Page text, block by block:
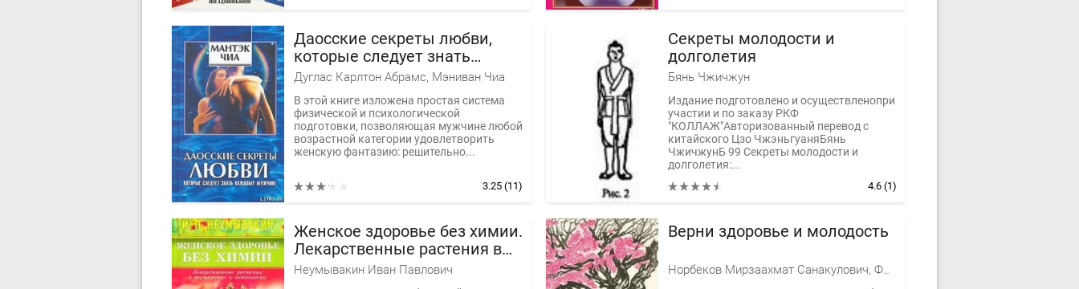
Даосские секреты любви,
которые следует знать
каждому мужчине
Дуглас Карлтон Абрамс, Мэниван Чиа
В этой книге изложена простая система
физической и психологической
подготовки, позволяющая мужчине любой
возрастной категории удовлетворить
женскую фантазию: решительно...
3.25 (11)
Секреты молодости и
долголетия
Бянь Чжичжун
Издание подготовлено и осуществленопри
участии и по заказу РКФ
"КОЛЛАЖ"Авторизованный перевод с
китайского Цзо ЧжэньгуаняБянь
ЧжичжунБ 99 Секреты молодости и
долголетия:...
4.6(1)
Женское здоровье без химии.
Лекарственные растения в
акушерстве и гинекологии
Неумывакин Иван Павлович
Верни здоровье и молодость
Норбеков Мирзаахмат Санакулович, Фотина Лариса Александровна